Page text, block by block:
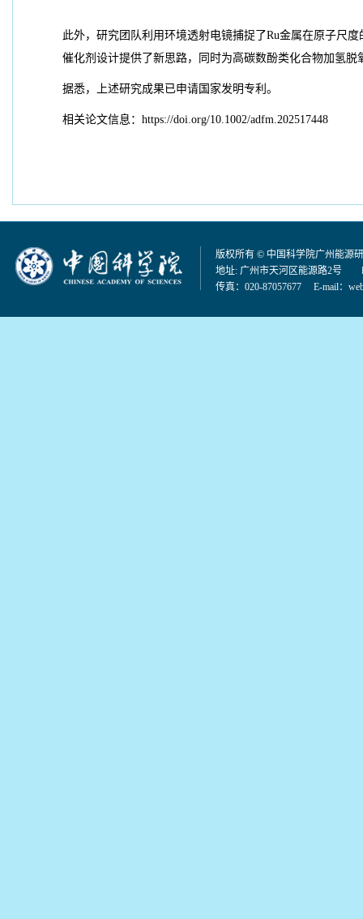
此外，研究团队利用环境透射电镜捕捉了Ru金属在原子尺
催化剂设计提供了新思路，同时为高碳数酚类化合物加氢
据悉，上述研究成果已申请国家发明专利。
相关论文信息：https://doi.org/10.1002/adfm.202517448
版权所有 © 中国科学院广州能源
地址: 广州市天河区能源路2号
传真：020-87057677 E-mail：